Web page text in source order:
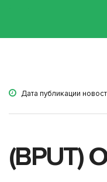
Дата публикации
(BPUT)